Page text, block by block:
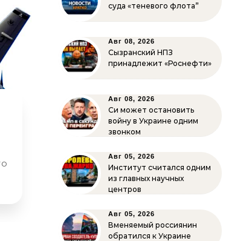
суда «теневого флота”
Авг 08, 2026
Сызранский НПЗ
принадлежит «Роснефти»
Авг 08, 2026
Си может остановить
войну в Украине одним
звонком
Авг 05, 2026
Институт считался одним
из главных научных
центров
Авг 05, 2026
Вменяемый россиянин
обратился к Украине